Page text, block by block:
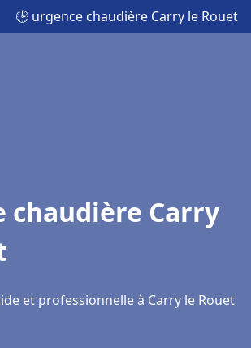
🕒 urgence chaudière Carry le Rouet
chaudière Carry
et professionnelle à Carry le Rouet